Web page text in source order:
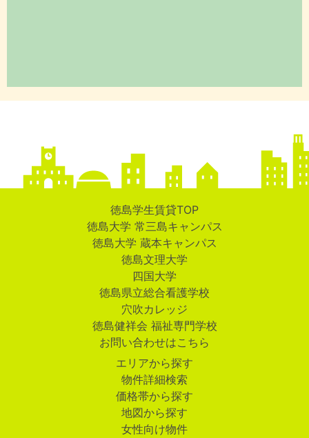
徳島学生賃貸TOP
徳島大学 常三島キャンパス
徳島大学 蔵本キャンパス
徳島文理大学
四国大学
徳島県立総合看護学校
穴吹カレッジ
徳島健祥会 福祉専門学校
お問い合わせはこちら
エリアから探す
物件詳細検索
価格帯から探す
地図から探す
女性向け物件